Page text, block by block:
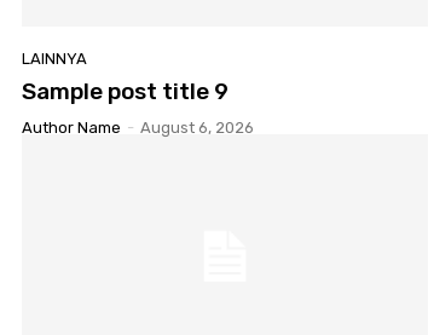
LAINNYA
Sample post title 9
Author Name - August 6, 2026